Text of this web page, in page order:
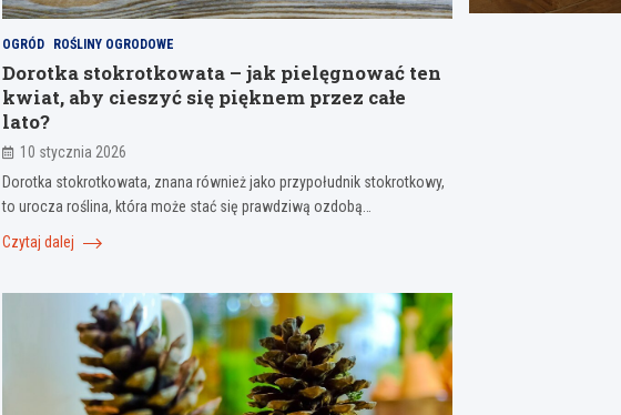
OGRÓD ROŚLINY OGRODOWE
Dorotka stokrotkowata – jak pielęgnować ten
kwiat, aby cieszyć się pięknem przez całe
lato?
10 stycznia 2026
Dorotka stokrotkowata, znana również jako przypołudnik stokrotkowy,
to urocza roślina, która może stać się prawdziwą ozdobą…
Czytaj dalej